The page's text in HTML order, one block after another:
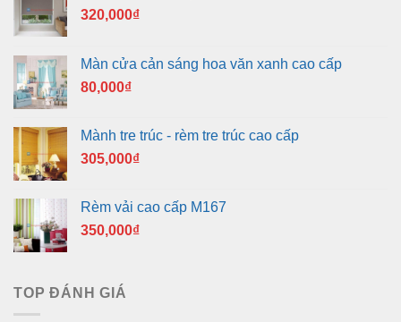
320,000₫
Màn cửa cản sáng hoa văn xanh cao cấp
80,000₫
Mành tre trúc - rèm tre trúc cao cấp
305,000₫
Rèm vải cao cấp M167
350,000₫
TOP ĐÁNH GIÁ